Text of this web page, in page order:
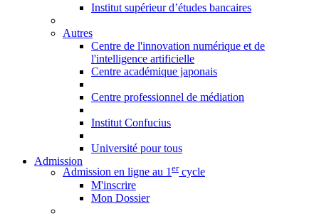
Institut supérieur d’études bancaires
Autres
Centre de l'innovation numérique et de
l'intelligence artificielle
Centre académique japonais
Centre professionnel de médiation
Institut Confucius
Université pour tous
Admission
Admission en ligne au 1ercycle
M'inscrire
Mon Dossier